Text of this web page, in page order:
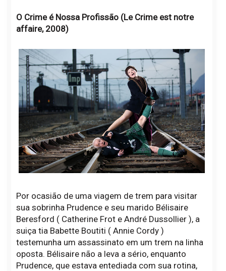
O Crime é Nossa Profissão (Le Crime est notre
affaire, 2008)
Por ocasião de uma viagem de trem para visitar
sua sobrinha Prudence e seu marido Bélisaire
Beresford ( Catherine Frot e André Dussollier ), a
suiça tia Babette Boutiti ( Annie Cordy )
testemunha um assassinato em um trem na linha
oposta. Bélisaire não a leva a sério, enquanto
Prudence, que estava entediada com sua rotina,